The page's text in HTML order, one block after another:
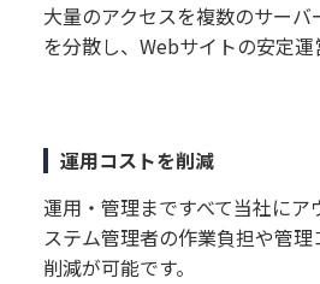
大量のアクセスを複数のサー
を分散し、Webサイトの安定運
運用コストを削減
運用・管理まですべて当社にア
ステム管理者の作業負担や管
削減が可能です。